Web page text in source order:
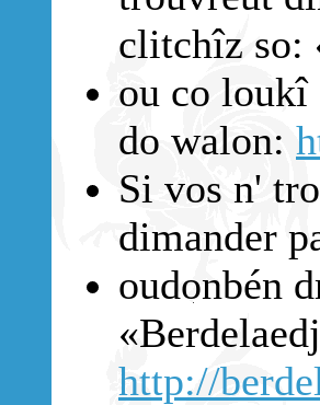
clitchîz so:
ou co loukî
do walon:
Si vos n'
dimander
oudonbén
http://